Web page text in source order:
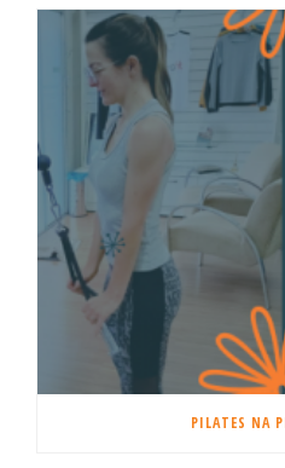
PILATES NA